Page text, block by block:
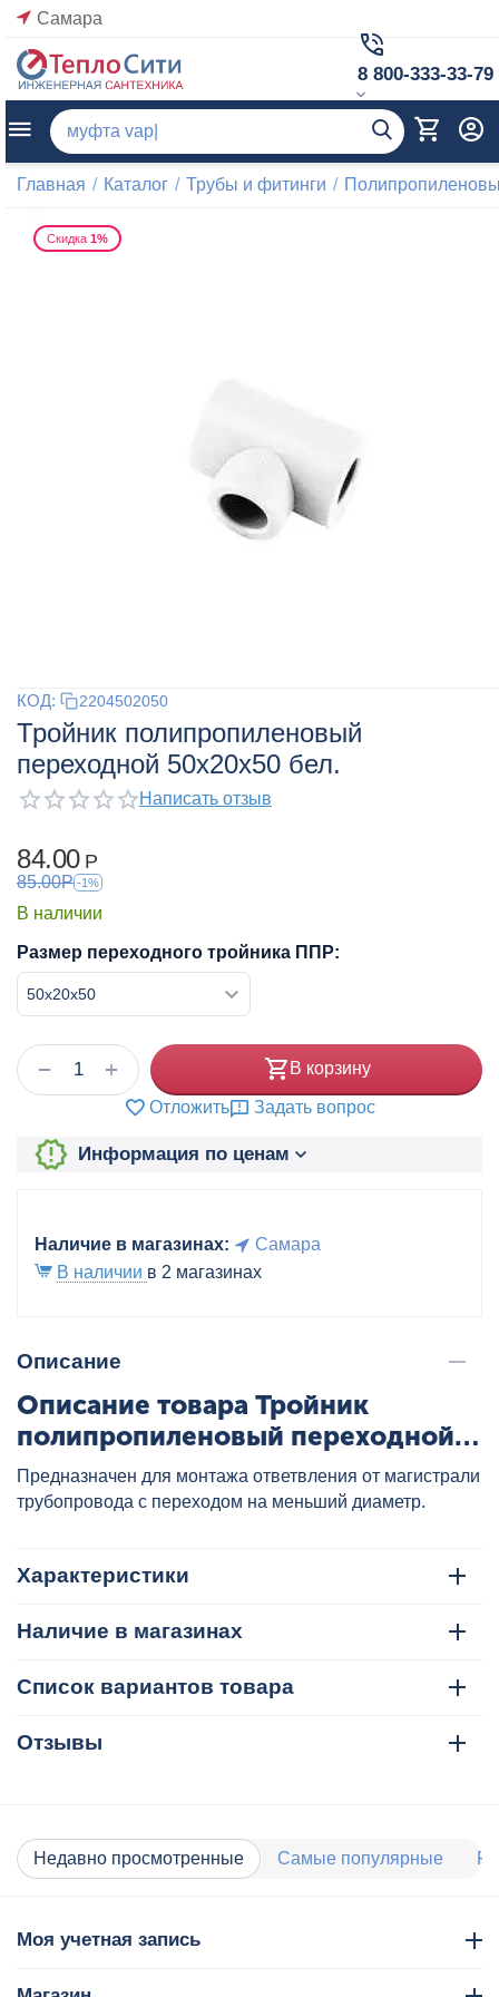
Самара
8 800-333-33-79
Главная / Каталог / Трубы и фитинги /
Скидка 1%
КОД: 2204502050
Тройник полипропиленовый
переходной 50x20x50 бел.
Написать отзыв
84.00 Р
85.00Р -1%
В наличии
Размер переходного тройника ППР:
+
− В корзину
Отложить Задать вопрос
Информация по ценам
Наличие в магазинах:
Самара
В наличии в 2 магазинах
Описание
Описание товара Тройник
полипропиленовый переходной
50x20x50 бел., артикул:
2204502050
Предназначен для монтажа ответвления от магистрали
трубопровода с переходом на меньший диаметр.
Характеристики
Наличие в магазинах
Список вариантов товара
Отзывы
Недавно просмотренные Самые популярные
Моя учетная запись